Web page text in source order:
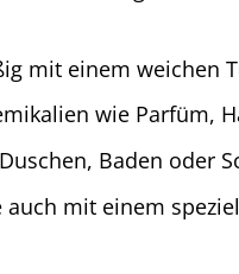
mit einem weichen
wie Parfüm,
Baden oder
mit einem